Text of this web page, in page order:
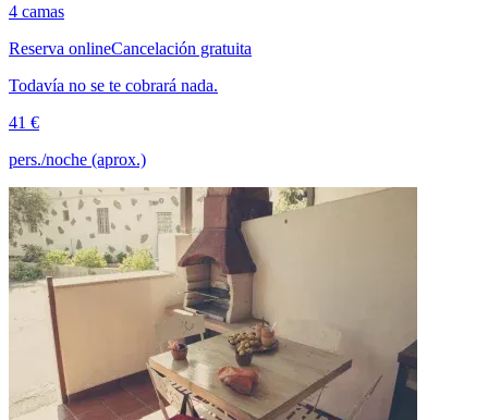
4 camas
Reserva onlineCancelación gratuita
Todavía no se te cobrará nada.
41 €
pers./noche (aprox.)